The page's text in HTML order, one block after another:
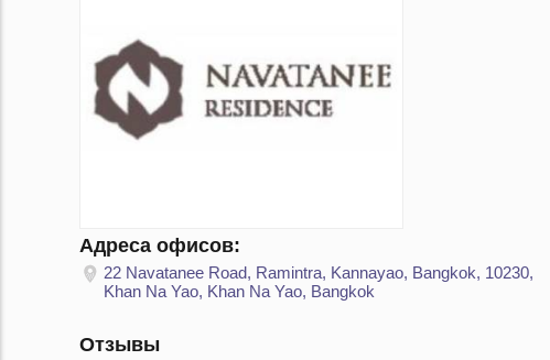
Адреса офисов:
22 Navatanee Road, Ramintra, Kannayao, Bangkok, 10230,
Khan Na Yao, Khan Na Yao, Bangkok
Отзывы